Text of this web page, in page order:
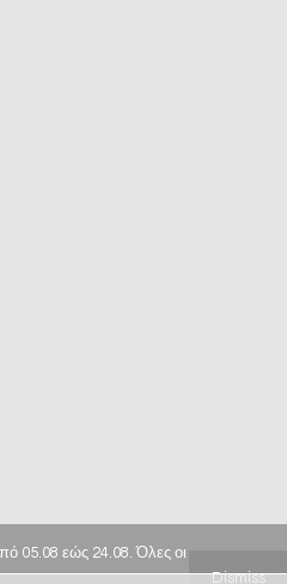
05.08 εώς 24.08. Όλες οι
Dismiss